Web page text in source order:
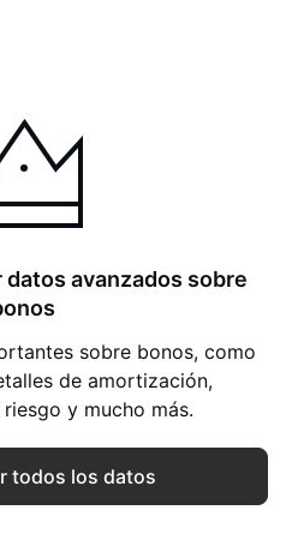
avanzados sobre
sobre bonos, como
de amortización,
y mucho más.
todos los datos